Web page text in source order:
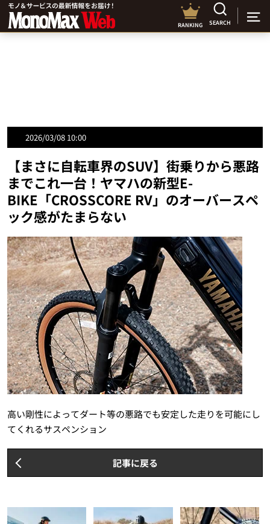
RANKING SEARCH
2026/03/08 10:00
【まさに自転車界のSUV】街乗りから悪路
までこれ一台！ヤマハの新型E-
BIKE「CROSSCORE RV」のオーバースペ
ック感がたまらない
高い剛性によってダート等の悪路でも安定した走りを可能にし
てくれるサスペンション
記事に戻る